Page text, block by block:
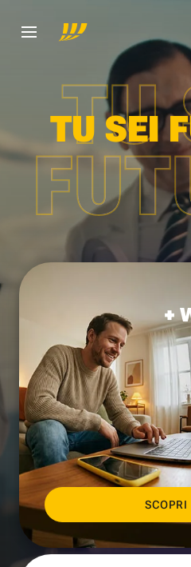
TU
TU SEI
+
SCOPRI